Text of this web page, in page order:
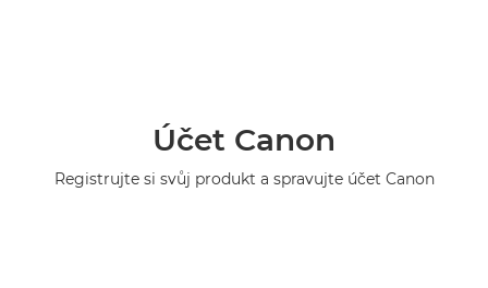
Účet Canon
Registrujte si svůj produkt a spravujte účet Canon